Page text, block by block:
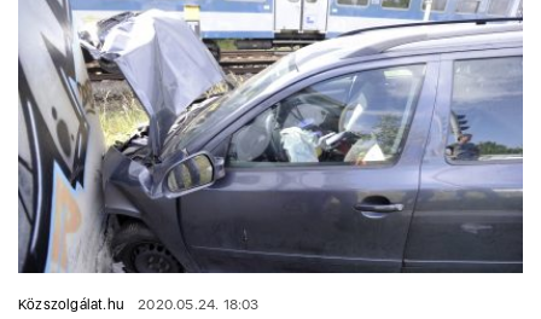
Közszolgálat.hu 2020.05.24. 18:03